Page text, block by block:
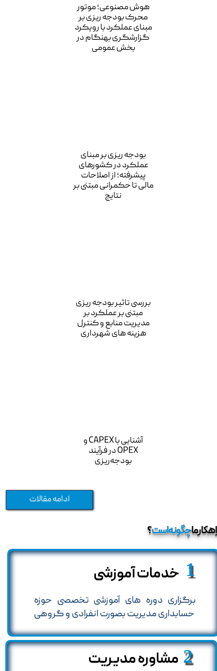
هوش مصنوعی؛ موتور
محرک بودجه ریزی بر
مبنای عملکرد با رویکرد
گزارشگری بهنگام در
بخش عمومی
بودجه ریزی بر مبنای
عملکرد در کشورهای
پیشرفته؛ از اصلاحات
مالی تا حکمرانی مبتنی بر
نتایج
بررسی تاثیر بودجه ریزی
مبتنی بر عملکرد بر
مدیریت منابع و کنترل
هزینه های شهرداری
آشنایی با CAPEX و
OPEX در فرآیند
بودجه‌ریزی
ادامه مقالات
ماچگونه است؟
خدمات آموزشی
برگزاری دوره های آموزشی تخصصی حوزه
حسابداری مدیریت بصورت انفرادی و گروهی
1
مشاوره مدیریت 2